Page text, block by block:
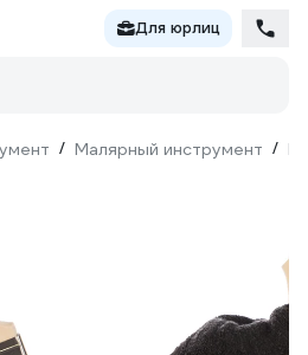
Для юрлиц
/ Малярный инструмент /